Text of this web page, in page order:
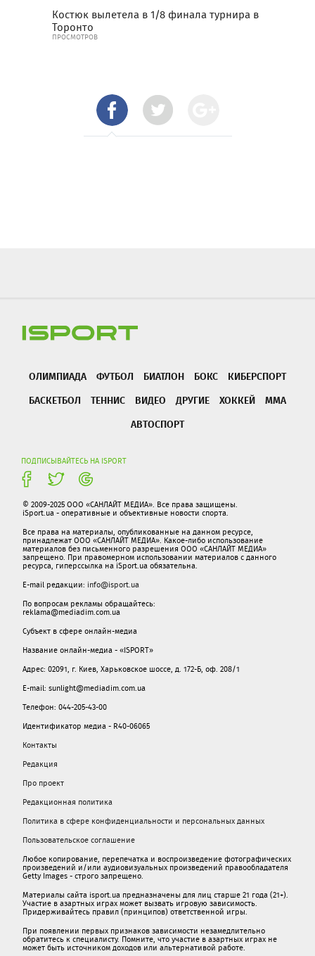
Костюк вылетела в 1/8 финала турнира в
Торонто
ПРОСМОТРОВ
ОЛИМПИАДА ФУТБОЛ БИАТЛОН БОКС
КИБЕРСПОРТ
БАСКЕТБОЛ
ТЕННИС ВИДЕО ДРУГИЕ ХОККЕЙ
ММА
АВТОСПОРТ
ПОДПИСЫВАЙТЕСЬ НА ISPORT
© 2009-2025 ООО «САНЛАЙТ МЕДИА». Все права защищены.
iSport.ua - оперативные и объективные новости спорта.
Все права на материалы, опубликованные на данном ресурсе,
принадлежат ООО «САНЛАЙТ МЕДИА». Какое-либо использование
материалов без письменного разрешения ООО «САНЛАЙТ МЕДИА»
запрещено. При правомерном использовании материалов с данного
ресурса, гиперссылка на iSport.ua обязательна.
E-mail редакции: info@isport.ua
По вопросам рекламы обращайтесь:
reklama@mediadim.com.ua
Субъект в сфере онлайн-медиа
Название онлайн-медиа - «ISPORT»
Адрес: 02091, г. Киев, Харьковское шоссе, д. 172-Б, оф. 208/1
E-mail: sunlight@mediadim.com.ua
Телефон: 044-205-43-00
Идентификатор медиа - R40-06065
Контакты
Редакция
Про проект
Редакционная политика
Политика в сфере конфиденциальности и персональных данных
Пользовательское соглашение
Любое копирование, перепечатка и воспроизведение фотографических
произведений и/или аудиовизуальных произведений правообладателя
Getty Images - строго запрещено.
Материалы сайта isport.ua предназначены для лиц старше 21 года (21+).
Участие в азартных играх может вызвать игровую зависимость.
Придерживайтесь правил (принципов) ответственной игры.
При появлении первых признаков зависимости незамедлительно
обратитесь к специалисту. Помните, что участие в азартных играх не
может быть источником доходов или альтернативой работе.